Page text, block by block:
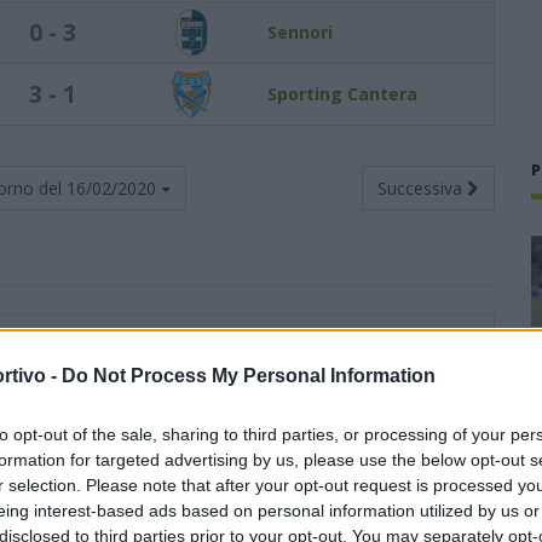
- Do Not Process My Personal Information
opt-out of the sale, sharing to third parties, or processing of your
for targeted advertising by us, please use the below opt-out
selection. Please note that after your opt-out request is processed
interest-based ads based on personal information utilized by us
to third parties prior to your opt-out. You may separately
0 - 3 Sennori
3 - 1 Sporting Cantera
del 16/02/2020 Successiva
Totali Casa
Trasferta
V N P F S V N P F S V N P F
15 2 2 47 18 7 2 0 25 8 8 0 2 22 10
14 3 2 50 13 8 1 1 29 6 6 2 1 21 7